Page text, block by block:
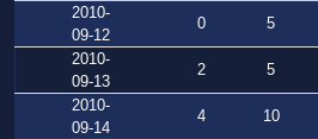
2010-
09-12
0 5
2010-
09-13
2 5
2010-
09-14
4 10